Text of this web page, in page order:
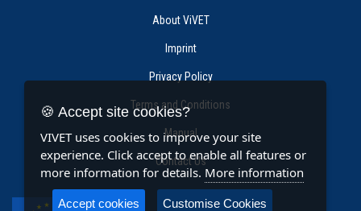
About ViVET
Imprint
Privacy Policy
Terms and Conditions
Manual
Contact Us
🍪 Accept site cookies?
VIVET uses cookies to improve your site
experience. Click accept to enable all features or
more information for details. More information
Accept cookies Customise Cookies